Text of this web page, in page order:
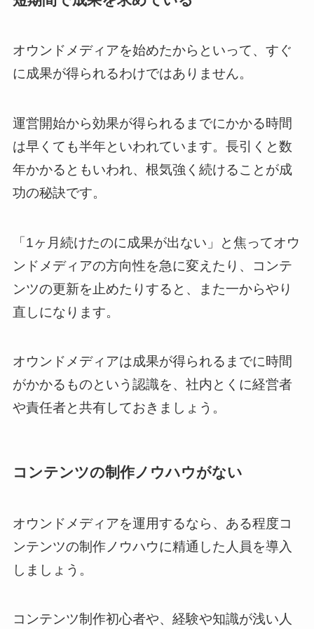
オウンドメディアを始めたからといって、すぐ
に成果が得られるわけではありません。
運営開始から効果が得られるまでにかかる時間
は早くても半年といわれています。長引くと数
年かかるともいわれ、根気強く続けることが成
功の秘訣です。
「1ヶ月続けたのに成果が出ない」と焦ってオウ
ンドメディアの方向性を急に変えたり、コンテ
ンツの更新を止めたりすると、また一からやり
直しになります。
オウンドメディアは成果が得られるまでに時間
がかかるものという認識を、社内とくに経営者
や責任者と共有しておきましょう。
コンテンツの制作ノウハウがない
オウンドメディアを運用するなら、ある程度コ
ンテンツの制作ノウハウに精通した人員を導入
しましょう。
コンテンツ制作初心者や、経験や知識が浅い人